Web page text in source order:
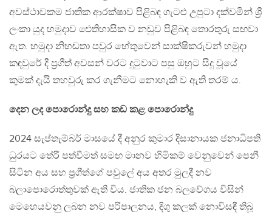
අවස්ථාවකම ජාතික ආරක්ෂාව පිළිබඳ ගැට‍ළු උපුටා දක්වමින් ශ්‍රී
ලංකා යුද හමුදාව ඓතිහාසික ව නඩුව පිළිබඳ තොරතුරු සඟවා
ඇත. හමුදා නිහඬතා පවුර හේතුවෙන් සාක්ෂිකරුවන් හමුදා
කඳවුරේ දී ප්‍රගීත් අවසන් වරට දුටුවාට පසු ඔහුට සිදු වූයේ
කුමක් දැයි තහවුරු කර ගැනීමට නොහැකි ව ඇති තරම් ය.
දෙන ලද පොරොන්දු සහ කඩ කළ පොරොන්දු
2024 සැප්තැම්බර් මාසයේ දී අනුර කුමාර දිසානායක ජනාධිපති
ධුරයට තේරී පත්වීමත් සමඟ මානව හිමිකම් වෙනුවෙන් පෙනී
සිටින අය සහ ප්‍රගීත්ගේ පවුලේ අය අතර මුලදී නව
බලාපොරොත්තුවක් ඇති විය. ජාතික ජන බලවේගය විසින්
මෙහෙයවනු ලබන නව පරිපාලනය, දිගු කලක් නොවිසඳී තිබූ